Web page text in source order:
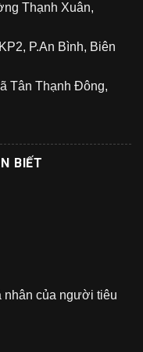
Thạnh Xuân,
P.An Bình, Biên
Tân Thạnh Đông,
BIẾT
nhân của người tiêu